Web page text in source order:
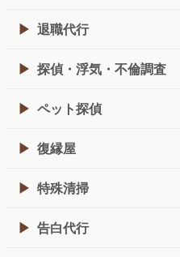
退職代行
探偵・浮気・不倫調査
ペット探偵
復縁屋
特殊清掃
告白代行